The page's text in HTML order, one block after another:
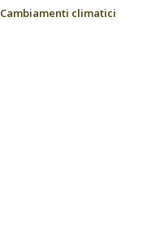
Cambiamenti climatici